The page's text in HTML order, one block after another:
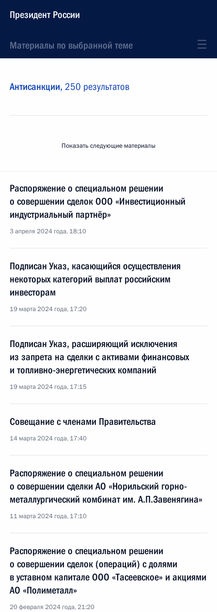
Президент России
Материалы по выбранной теме
Антисанкции, 250 результатов
Показать следующие материалы
Распоряжение о специальном решении
о совершении сделок ООО «Инвестиционный
индустриальный партнёр»
3 апреля 2024 года, 18:10
Подписан Указ, касающийся осуществления
некоторых категорий выплат российским
инвесторам
19 марта 2024 года, 17:20
Подписан Указ, расширяющий исключения
из запрета на сделки с активами финансовых
и топливно-энергетических компаний
19 марта 2024 года, 17:15
Совещание с членами Правительства
14 марта 2024 года, 17:40
Распоряжение о специальном решении
о совершении сделки АО «Норильский горно-
металлургический комбинат им. А.П.Завенягина»
11 марта 2024 года, 17:10
Распоряжение о специальном решении
о совершении сделок (операций) с долями
в уставном капитале ООО «Тасеевское» и акциями
АО «Полиметалл»
20 февраля 2024 года, 21:20